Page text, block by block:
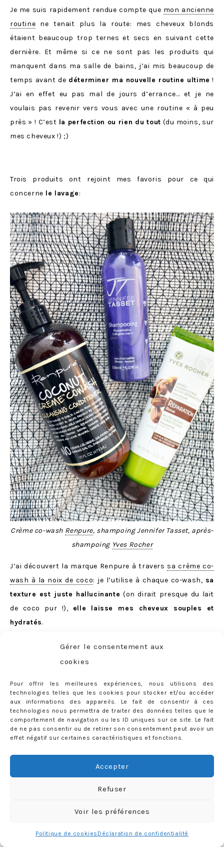
Gérer le consentement aux
cookies
Pour offrir les meilleures expériences, nous utilisons des
technologies telles que les cookies pour stocker et/ou accéder
aux informations des appareils. Le fait de consentir à ces
technologies nous permettra de traiter des données telles que le
comportement de navigation ou les ID uniques sur ce site. Le fait
de ne pas consentir ou de retirer son consentement peut avoir un
effet négatif sur certaines caractéristiques et fonctions.
Accepter
Refuser
Voir les préférences
Politique de cookies Déclaration de confidentialité
Je me suis rapidement rendue compte que mon ancienne
routine ne tenait plus la route: mes cheveux blonds
étaient beaucoup trop ternes et secs en suivant cette
dernière. Et même si ce ne sont pas les produits qui
manquent dans ma salle de bains, j’ai mis beaucoup de
temps avant de déterminer ma nouvelle routine ultime !
J’ai en effet eu pas mal de jours d’errance… et je ne
voulais pas revenir vers vous avec une routine « à peu
près » ! C’est la perfection ou rien du tout (du moins, sur
mes cheveux !) ;)
Trois produits ont rejoint mes favoris pour ce qui
concerne le lavage:
Crème co-wash Renpure, shampoing Jennifer Tasset, après-
shampoing Yves Rocher
J’ai découvert la marque Renpure à travers sa crème co-
wash à la noix de coco: je l’utilise à chaque co-wash, sa
texture est juste hallucinante (on dirait presque du lait
de coco pur !), elle laisse mes cheveux souples et
hydratés.
J’utilise ensuite, une fois sur deux,le shampoing
spécialement élaboré par Valérie du salon Jennifer
sur-mesure, il est pigmenté et permet de maintenir mon
blond au top (= éviter qu’il vire). Il suffit de très peu de
produit pour faire mousser, du coup cette petite bouteille
va me durer plusieurs mois très facilement !
, pas trop mal pour démêler mes cheveux et,
surtout, très très doux :)
routine:les produits « styling »: